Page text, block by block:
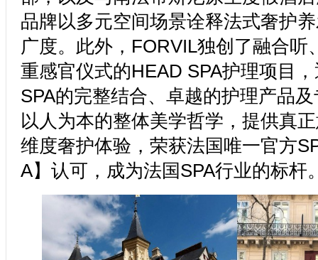
品牌以多元空间场景诠释法式奢护
广度。此外，FORVIL独创了融合听
重感官仪式的HEAD SPA护理项目
SPA的完整结合、卓越的护理产品
以人为本的整体美学哲学，提供真
维度奢护体验，荣获法国唯一官方
A】认可，成为法国SPA行业的标杆